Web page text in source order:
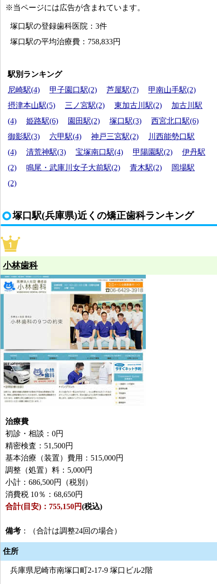
※当ページには広告が含まれています。
塚口駅の登録歯科医院：3件
塚口駅の平均治療費：758,833円
駅別ランキング
尼崎駅(4)
甲子園口駅(2) 芦屋駅(7)
甲南山手駅(2)
摂津本山駅(5)
三ノ宮駅(2) 東加古川駅(2)
加古川駅
(4)
姫路駅(6) 園田駅(2) 塚口駅(3)
西宮北口駅(6)
御影駅(3)
六甲駅(4) 神戸三宮駅(2)
川西能勢口駅
(4)
清荒神駅(3) 宝塚南口駅(4) 甲陽園駅(2)
伊丹駅
(2)
鳴尾・武庫川女子大前駅(2) 青木駅(2)
岡場駅
(2)
塚口駅(兵庫県)近くの矯正歯科ランキング
小林歯科
治療費
初診・相談：0円
精密検査：51,500円
基本治療（装置）費用：515,000円
調整（処置）料：5,000円
小計：686,500円（税別）
消費税 10％：68,650円
合計(目安)：755,150円(税込)
備考 ：（合計は調整24回の場合）
住所
兵庫県尼崎市南塚口町2-17-9 塚口ビル2階